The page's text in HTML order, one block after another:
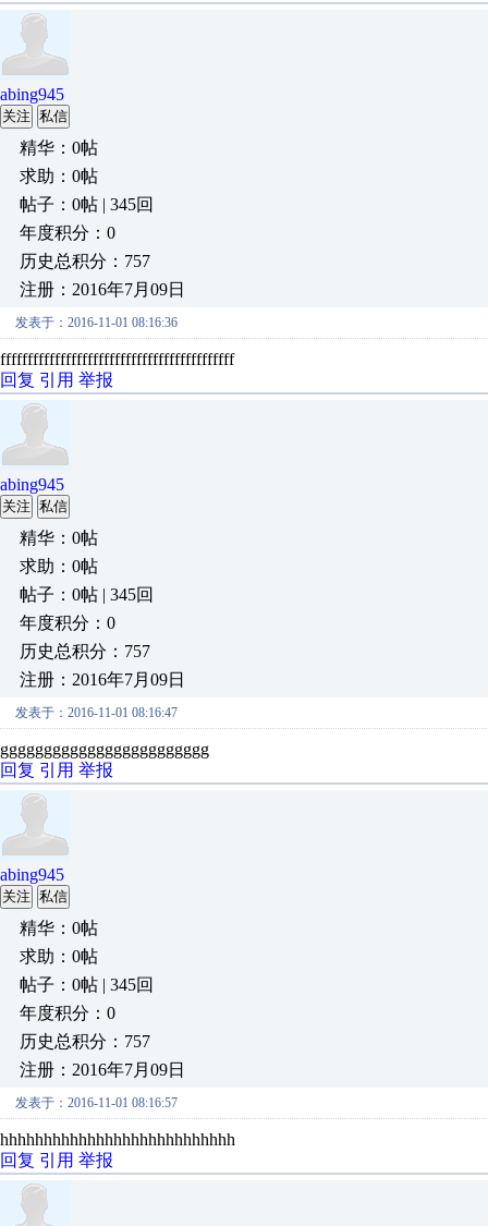
abing945
关注 私信
精华：0帖
求助：0帖
帖子：0帖 | 345回
年度积分：0
历史总积分：757
注册：2016年7月09日
发表于：2016-11-01 08:16:36
fffffffffffffffffffffffffffffffffffffffffff
回复 引用 举报
abing945
关注 私信
精华：0帖
求助：0帖
帖子：0帖 | 345回
年度积分：0
历史总积分：757
注册：2016年7月09日
发表于：2016-11-01 08:16:47
gggggggggggggggggggggggg
回复 引用 举报
abing945
关注 私信
精华：0帖
求助：0帖
帖子：0帖 | 345回
年度积分：0
历史总积分：757
注册：2016年7月09日
发表于：2016-11-01 08:16:57
hhhhhhhhhhhhhhhhhhhhhhhhhhh
回复 引用 举报